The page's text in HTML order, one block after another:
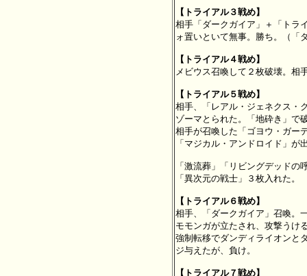
【トライアル３戦め】
相手「ダークガイア」＋「トラ
ォ置いといて無事。勝ち。（「
【トライアル４戦め】
メビウス召喚して２枚破壊。相
【トライアル５戦め】
相手、「レアル・ジェネクス・
ゾーマとられた。「地砕き」で
相手が召喚した「ゴヨウ・ガー
「マジカル・アンドロイド」が
「激流葬」「リビングデッド
「異次元の戦士」３枚入れた。
【トライアル６戦め】
相手、「ダークガイア」召喚。
モモンガが立たされ、攻撃うけ
強制転移でダンディライオンと
ジ与えたが、負け。
【トライアル７戦め】